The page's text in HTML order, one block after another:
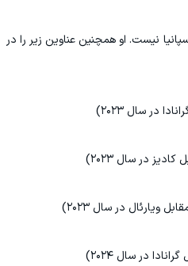
نیست. او همچنین عناوین زیر را در
در سال ۲۰۲۳)
کادیز در سال ۲۰۲۳)
ویارئال در سال ۲۰۲۳)
در سال ۲۰۲۴)